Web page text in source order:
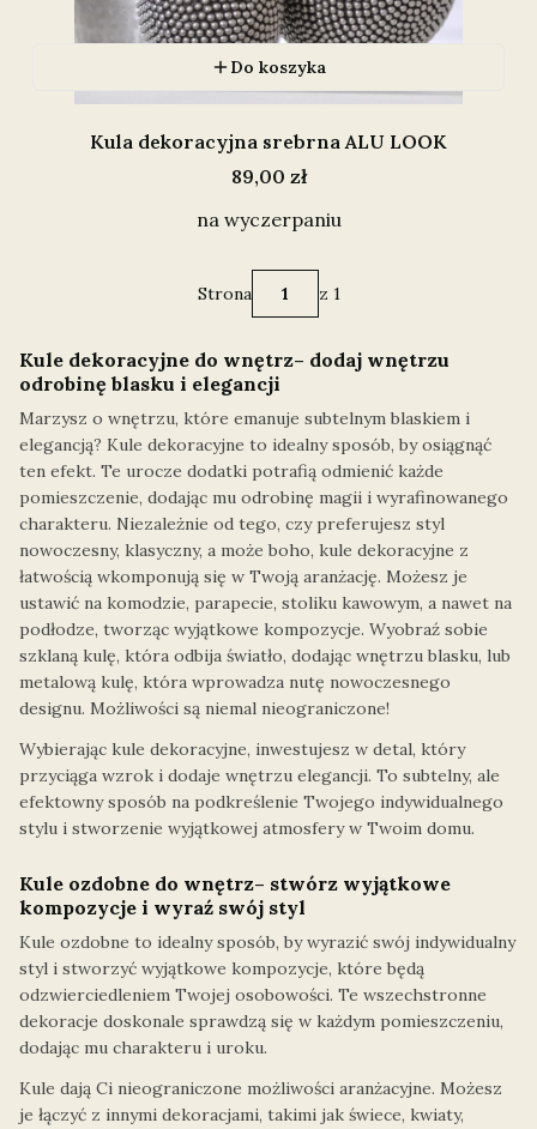
Do koszyka
Kula dekoracyjna srebrna ALU LOOK
Cena
89,00 zł
na wyczerpaniu
Strona z 1
Kule dekoracyjne do wnętrz– dodaj wnętrzu
odrobinę blasku i elegancji
Marzysz o wnętrzu, które emanuje subtelnym blaskiem i
elegancją? Kule dekoracyjne to idealny sposób, by osiągnąć
ten efekt. Te urocze dodatki potrafią odmienić każde
pomieszczenie, dodając mu odrobinę magii i wyrafinowanego
charakteru. Niezależnie od tego, czy preferujesz styl
nowoczesny, klasyczny, a może boho, kule dekoracyjne z
łatwością wkomponują się w Twoją aranżację. Możesz je
ustawić na komodzie, parapecie, stoliku kawowym, a nawet na
podłodze, tworząc wyjątkowe kompozycje. Wyobraź sobie
szklaną kulę, która odbija światło, dodając wnętrzu blasku, lub
metalową kulę, która wprowadza nutę nowoczesnego
designu. Możliwości są niemal nieograniczone!
Wybierając kule dekoracyjne, inwestujesz w detal, który
przyciąga wzrok i dodaje wnętrzu elegancji. To subtelny, ale
efektowny sposób na podkreślenie Twojego indywidualnego
stylu i stworzenie wyjątkowej atmosfery w Twoim domu.
Kule ozdobne do wnętrz– stwórz wyjątkowe
kompozycje i wyraź swój styl
Kule ozdobne to idealny sposób, by wyrazić swój indywidualny
styl i stworzyć wyjątkowe kompozycje, które będą
odzwierciedleniem Twojej osobowości. Te wszechstronne
dekoracje doskonale sprawdzą się w każdym pomieszczeniu,
dodając mu charakteru i uroku.
Kule dają Ci nieograniczone możliwości aranżacyjne. Możesz
je łączyć z innymi dekoracjami, takimi jak świece, kwiaty,